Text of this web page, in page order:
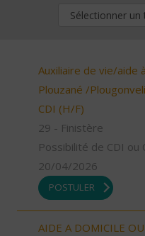
Auxiliaire de vie/aide
Plouzané /
CDI (H/F)
29 - Finistère
Possibilité de CDI ou
20/04/2026
POSTULER
AIDE A DOMICILE